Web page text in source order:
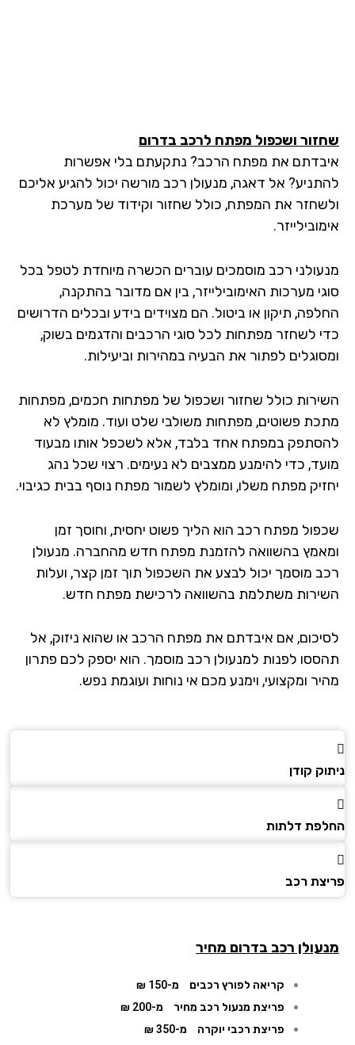
ושכפול מפתח לרכב בדרום
את מפתח הרכב? נתקעתם בלי אפשרות
אל דאגה, מנעולן רכב מורשה יכול להגיע אליכם
את המפתח, כולל שחזור וקידוד של מערכת
רכב מוסמכים עוברים הכשרה מיוחדת לטפל בכל
מערכות האימובילייזר, בין אם מדובר בהתקנה,
תיקון או ביטול. הם מצוידים בידע ובכלים הדרושים
לשחזר מפתחות לכל סוגי הרכבים והדגמים בשוק,
לפתור את הבעיה במהירות וביעילות.
כולל שחזור ושכפול של מפתחות חכמים, מפתחות
פשוטים, מפתחות משולבי שלט ועוד. מומלץ לא
במפתח אחד בלבד, אלא לשכפל אותו מבעוד
כדי להימנע ממצבים לא נעימים. רצוי שכל נהג
מפתח משלו, ומומלץ לשמור מפתח נוסף בבית כגיבוי.
מפתח רכב הוא הליך פשוט יחסית, וחוסך זמן
בהשוואה להזמנת מפתח חדש מהחברה. מנעולן
מוסמך יכול לבצע את השכפול תוך זמן קצר, ועלות
משתלמת בהשוואה לרכישת מפתח חדש.
אם איבדתם את מפתח הרכב או שהוא ניזוק, אל
לפנות למנעולן רכב מוסמך. הוא יספק לכם פתרון
ומקצועי, וימנע מכם אי נוחות ועוגמת נפש.
קודן
דלתות
רכב
רכב בדרום מחיר
קריאה לפורץ רכבים
מ-150 ₪
פריצת מנעול רכב מחיר
מ-200 ₪
פריצת רכבי יוקרה
מ-350 ₪